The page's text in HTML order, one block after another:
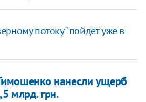
потоку" пойдет уже в
нанесли ущерб
млрд. грн.